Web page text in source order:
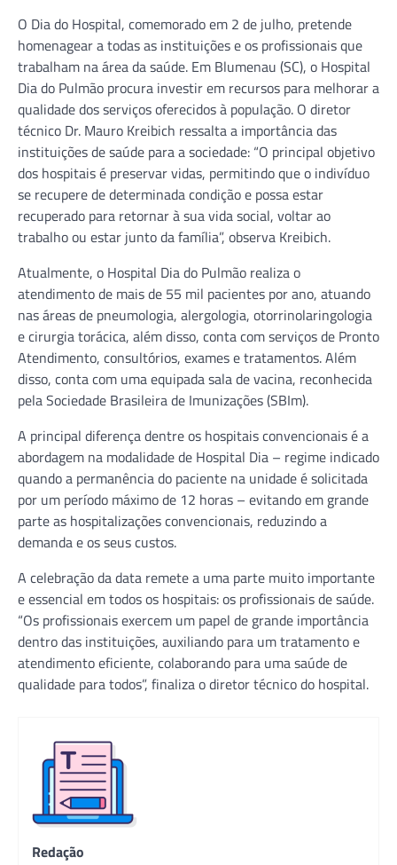
O Dia do Hospital, comemorado em 2 de julho, pretende
homenagear a todas as instituições e os profissionais que
trabalham na área da saúde. Em Blumenau (SC), o Hospital
Dia do Pulmão procura investir em recursos para melhorar a
qualidade dos serviços oferecidos à população. O diretor
técnico Dr. Mauro Kreibich ressalta a importância das
instituições de saúde para a sociedade: “O principal objetivo
dos hospitais é preservar vidas, permitindo que o indivíduo
se recupere de determinada condição e possa estar
recuperado para retornar à sua vida social, voltar ao
trabalho ou estar junto da família”, observa Kreibich.
Atualmente, o Hospital Dia do Pulmão realiza o
atendimento de mais de 55 mil pacientes por ano, atuando
nas áreas de pneumologia, alergologia, otorrinolaringologia
e cirurgia torácica, além disso, conta com serviços de Pronto
Atendimento, consultórios, exames e tratamentos. Além
disso, conta com uma equipada sala de vacina, reconhecida
pela Sociedade Brasileira de Imunizações (SBIm).
A principal diferença dentre os hospitais convencionais é a
abordagem na modalidade de Hospital Dia – regime indicado
quando a permanência do paciente na unidade é solicitada
por um período máximo de 12 horas – evitando em grande
parte as hospitalizações convencionais, reduzindo a
demanda e os seus custos.
A celebração da data remete a uma parte muito importante
e essencial em todos os hospitais: os profissionais de saúde.
“Os profissionais exercem um papel de grande importância
dentro das instituições, auxiliando para um tratamento e
atendimento eficiente, colaborando para uma saúde de
qualidade para todos”, finaliza o diretor técnico do hospital.
Redação